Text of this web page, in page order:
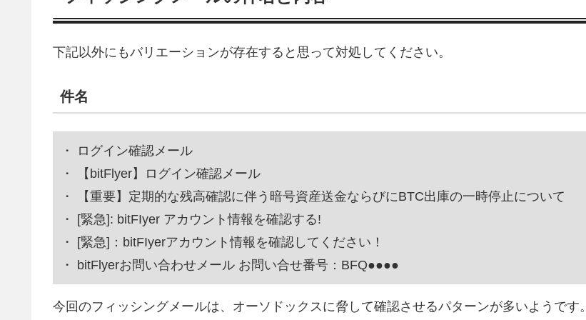
下記以外にもバリエーションが存在すると思って対処してください。
件名
・ ログイン確認メール
・ 【bitFlyer】ログイン確認メール
・ 【重要】定期的な残高確認に伴う暗号資産送金ならびにBTC出庫の一時停止について
・ [緊急]: bitFIyer アカウント情報を確認する!
・ [緊急]：bitFIyerアカウント情報を確認してください！
・ bitFlyerお問い合わせメール お問い合せ番号：BFQ●●●●
今回のフィッシングメールは、オーソドックスに脅して確認させるパターンが多いようです。